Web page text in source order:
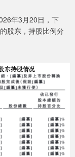
年3月20日，下
股东，持股比例分